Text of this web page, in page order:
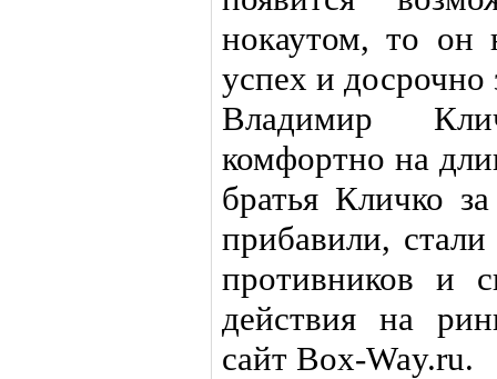
нокаутом, то он
успех и
Владимир
комфортно на
братья Кличко
прибавили,
противников и
действия на
сайт Box-Way.ru.